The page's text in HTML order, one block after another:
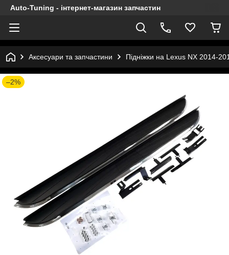
Auto-Tuning - інтернет-магазин запчастин
Аксесуари та запчастини Підніжки на Lexus NX 2014-
–2%